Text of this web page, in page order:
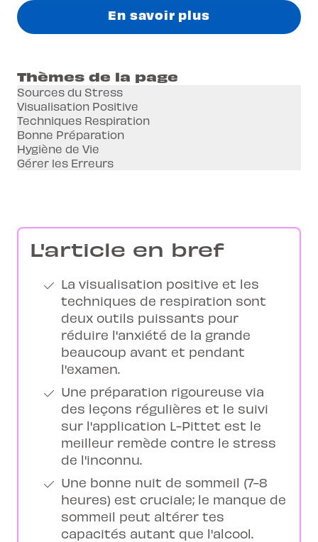
En savoir plus
Thèmes de la page
Sources du Stress
Visualisation Positive
Techniques Respiration
Bonne Préparation
Hygiène de Vie
Gérer les Erreurs
L'article en bref
La visualisation positive et les
techniques de respiration sont
deux outils puissants pour
réduire l'anxiété de la grande
beaucoup avant et pendant
l'examen.
Une préparation rigoureuse via
des leçons régulières et le suivi
sur l'application L-Pittet est le
meilleur remède contre le stress
de l'inconnu.
Une bonne nuit de sommeil (7-8
heures) est cruciale; le manque de
sommeil peut altérer tes
capacités autant que l'alcool.